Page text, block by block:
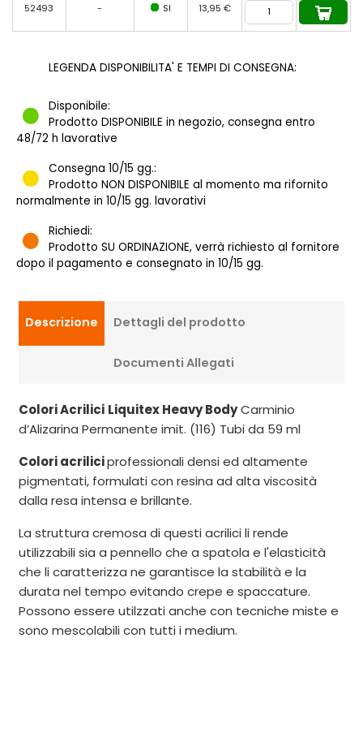
52493 - SI 13,95 €
LEGENDA DISPONIBILITA' E TEMPI DI CONSEGNA:
Disponibile:
Prodotto DISPONIBILE in negozio, consegna entro
48/72 h lavorative
Consegna 10/15 gg.:
Prodotto NON DISPONIBILE al momento ma rifornito
normalmente in 10/15 gg. lavorativi
Richiedi:
Prodotto SU ORDINAZIONE, verrà richiesto al fornitore
dopo il pagamento e consegnato in 10/15 gg.
Descrizione Dettagli del prodotto
Documenti Allegati
Colori Acrilici Liquitex Heavy BodyCarminio
d’Alizarina Permanente imit. (116) Tubi da 59 ml
Colori acriliciprofessionali densi ed altamente
pigmentati, formulati con resina ad alta viscosità
dalla resa intensa e brillante.
La struttura cremosa di questi acrilici li rende
utilizzabili sia a pennello che a spatola e l'elasticità
che li caratterizza ne garantisce la stabilità e la
durata nel tempo evitando crepe e spaccature.
Possono essere utilzzati anche con tecniche miste e
sono mescolabili con tutti i medium.